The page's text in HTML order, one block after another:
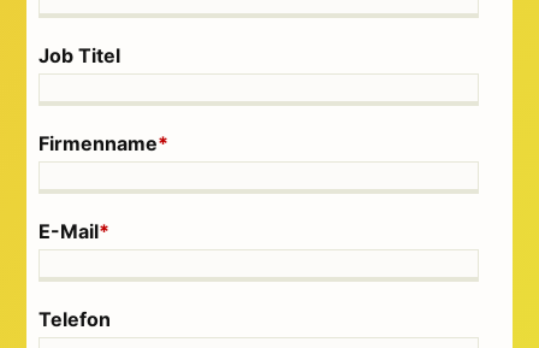
Job Titel
*
Firmenname
*
E-Mail
Telefon